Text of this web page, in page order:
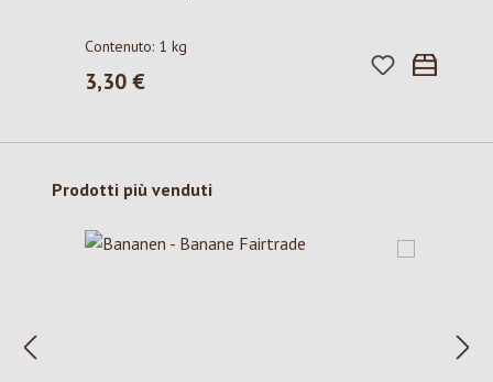
Contenuto: 1 kg
Prezzo normale:
3,30 €
Salta la galleria dei prodotti
Prodotti più venduti